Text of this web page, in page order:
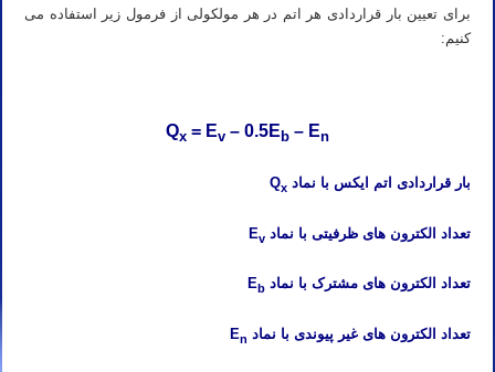
برای تعیین بار قراردادی هر اتم در هر مولکولی از فرمول زیر استفاده می
کنیم:
Qx = Ev – 0.5E b – En
بار قراردادی اتم ایکس با نماد Qx
تعداد الکترون های ظرفیتی با نماد Ev
تعداد الکترون های مشترک با نماد E b
تعداد الکترون های غیر پیوندی با نماد E n